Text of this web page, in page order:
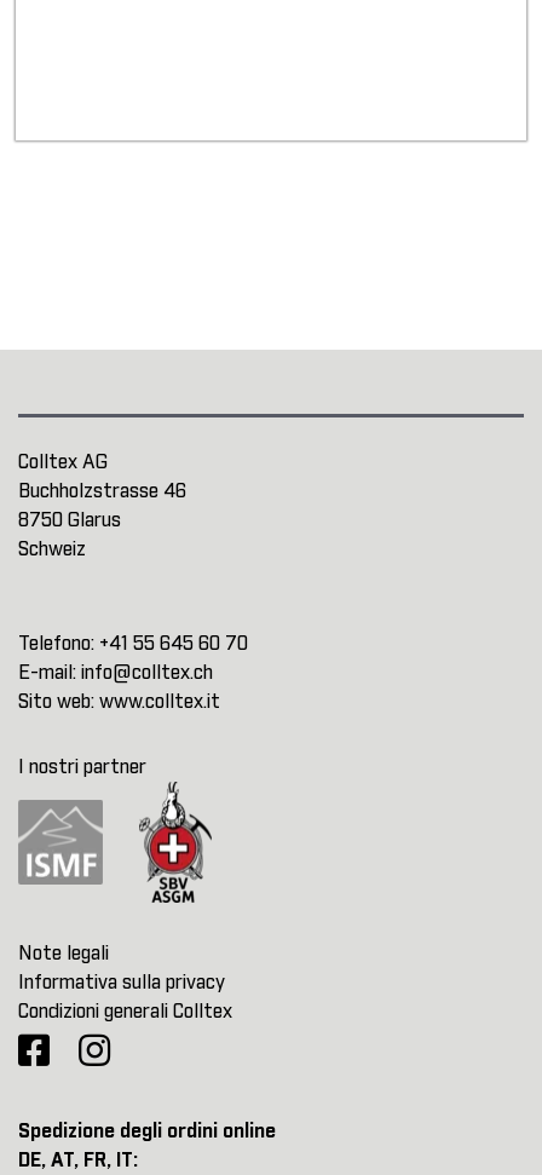
Colltex AG
Buchholzstrasse 46
8750 Glarus
Schweiz
Telefono: +41 55 645 60 70
E-mail: info@colltex.ch
Sito web: www.colltex.it
I nostri partner
Note legali
Informativa sulla privacy
Condizioni generali Colltex
Spedizione degli ordini online
DE, AT, FR, IT: